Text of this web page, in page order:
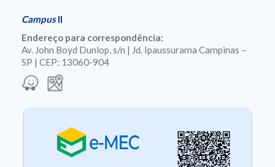
CampusII
Endereço para correspondência:
Av. John Boyd Dunlop, s/n | Jd. Ipaussurama Campinas –
SP | CEP: 13060-904